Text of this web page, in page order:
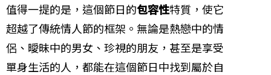
值得一提的是，這個節日的包容性特質，使它
超越了傳統情人節的框架。無論是熱戀中的情
侶、曖昧中的男女、珍視的朋友，甚至是享受
單身生活的人，都能在這個節日中找到屬於自